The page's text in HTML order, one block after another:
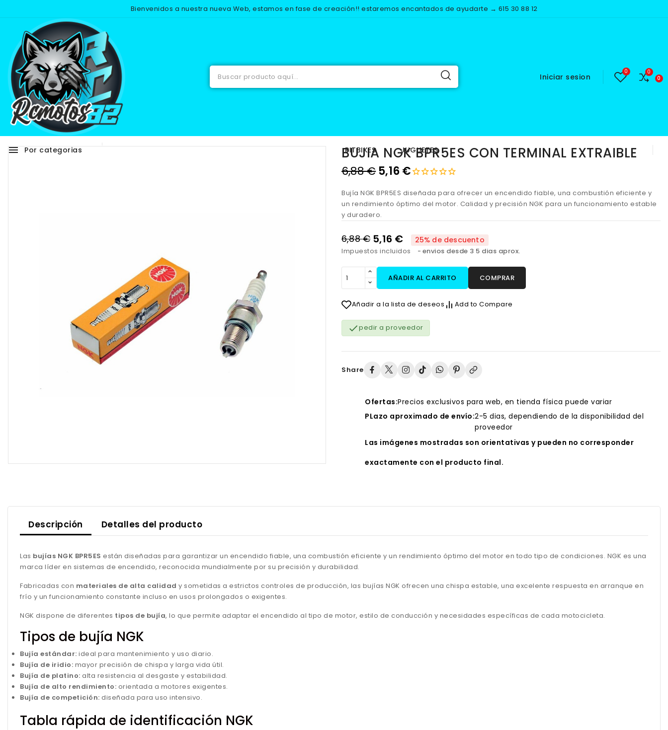
Bienvenidos a nuestra nueva Web, estamos en fase de creación!! estaremos encantados de ayudarte → 615 30 88 12
Iniciar sesion
menu Por categorias Adhesivos RECAMBIOS EQUIPACION PITBIKES JUGUETES
-25%
BUJIA NGK BPR5ES CON TERMINAL EXTRAIBLE
6,88 €5,16 €
Bujía NGK BPR5ES diseñada para ofrecer un encendido fiable, una combustión eficiente y
un rendimiento óptimo del motor. Calidad y precisión NGK para un funcionamiento estable
y duradero.
6,88 € 5,16 € 25% de descuento
Impuestos incluidos envios desde 3 5 dias aprox.
AÑADIR AL CARRITO COMPRAR
Añadir a la lista de deseos Add to Compare
pedir a proveedor
Share
Ofertas:Precios exclusivos para web, en tienda física puede variar
PLazo aproximado de envío:2-5 dias, dependiendo de la disponibilidad del
proveedor
Las imágenes mostradas son orientativas y pueden no corresponder
exactamente con el producto final.
Descripción Detalles del producto
Las bujías NGK BPR5ES están diseñadas para garantizar un encendido fiable, una combustión eficiente y un rendimiento óptimo del motor en todo tipo de condiciones. NGK es una
marca líder en sistemas de encendido, reconocida mundialmente por su precisión y durabilidad.
Fabricadas con materiales de alta calidad y sometidas a estrictos controles de producción, las bujías NGK ofrecen una chispa estable, una excelente respuesta en arranque en
frío y un funcionamiento constante incluso en usos prolongados o exigentes.
NGK dispone de diferentes tipos de bujía, lo que permite adaptar el encendido al tipo de motor, estilo de conducción y necesidades específicas de cada motocicleta.
Tipos de bujía NGK
Bujía estándar: ideal para mantenimiento y uso diario.
Bujía de iridio: mayor precisión de chispa y larga vida útil.
Bujía de platino: alta resistencia al desgaste y estabilidad.
Bujía de alto rendimiento: orientada a motores exigentes.
Bujía de competición: diseñada para uso intensivo.
Tabla rápida de identificación NGK